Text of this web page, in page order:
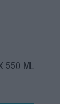
550 ML